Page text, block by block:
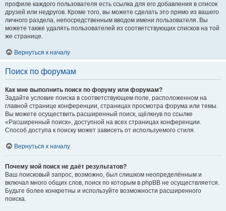
профиле каждого пользователя есть ссылка для его добавления в список
друзей или недругов. Кроме того, вы можете сделать это прямо из вашего
личного раздела, непосредственным вводом имени пользователя. Вы
можете также удалять пользователей из соответствующих списков на той
же странице.
Вернуться к началу
Поиск по форумам
Как мне выполнить поиск по форуму или форумам?
Задайте условие поиска в соответствующем поле, расположенном на
главной странице конференции, страницах просмотра форума или темы.
Вы можете осуществить расширенный поиск, щёлкнув по ссылке
«Расширенный поиск», доступной на всех страницах конференции.
Способ доступа к поиску может зависеть от используемого стиля.
Вернуться к началу
Почему мой поиск не даёт результатов?
Ваш поисковый запрос, возможно, был слишком неопределённым и
включал много общих слов, поиск по которым в phpBB не осуществляется.
Будьте более конкретны и используйте возможности расширенного
поиска.